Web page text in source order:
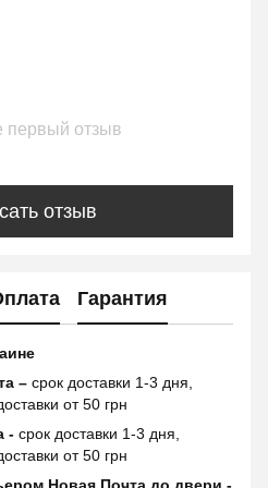
первый отзыв
отзыв
Гарантия
– срок доставки 1-3 дня,
от 50 грн
- срок доставки 1-3 дня,
от 50 грн